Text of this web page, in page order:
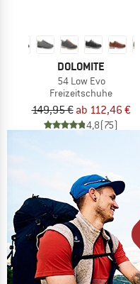
DOLOMITE
54 Low Evo
Freizeitschuhe
149,95 € ab 112,46 €
4,8(75)